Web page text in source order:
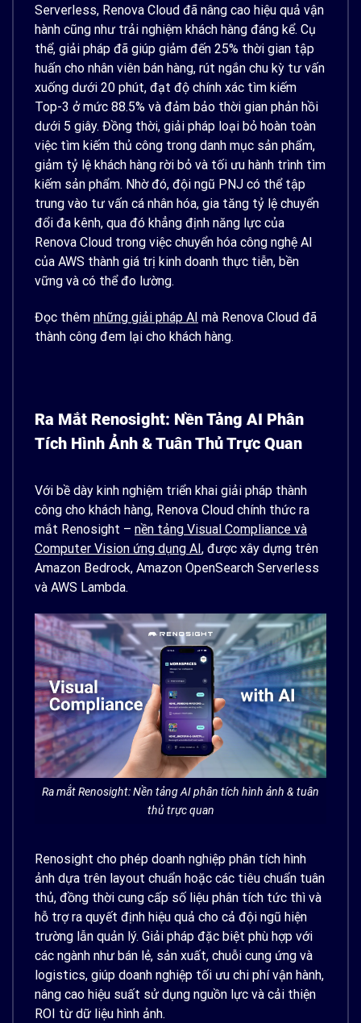
Serverless, Renova Cloud đã nâng cao hiệu quả vận
hành cũng như trải nghiệm khách hàng đáng kể. Cụ
thể, giải pháp đã giúp giảm đến 25% thời gian tập
huấn cho nhân viên bán hàng, rút ngắn chu kỳ tư vấn
xuống dưới 20 phút, đạt độ chính xác tìm kiếm
Top-3 ở mức 88.5% và đảm bảo thời gian phản hồi
dưới 5 giây. Đồng thời, giải pháp loại bỏ hoàn toàn
việc tìm kiếm thủ công trong danh mục sản phẩm,
giảm tỷ lệ khách hàng rời bỏ và tối ưu hành trình tìm
kiếm sản phẩm. Nhờ đó, đội ngũ PNJ có thể tập
trung vào tư vấn cá nhân hóa, gia tăng tỷ lệ chuyển
đổi đa kênh, qua đó khẳng định năng lực của
Renova Cloud trong việc chuyển hóa công nghệ AI
của AWS thành giá trị kinh doanh thực tiễn, bền
vững và có thể đo lường.
Đọc thêm những giải pháp AI mà Renova Cloud đã
thành công đem lại cho khách hàng.
Ra Mắt Renosight: Nền Tảng AI Phân
Tích Hình Ảnh & Tuân Thủ Trực Quan
Với bề dày kinh nghiệm triển khai giải pháp thành
công cho khách hàng, Renova Cloud chính thức ra
mắt Renosight – nền tảng Visual Compliance và
Computer Vision ứng dụng AI, được xây dựng trên
Amazon Bedrock, Amazon OpenSearch Serverless
và AWS Lambda.
Ra mắt Renosight: Nền tảng AI phân tích hình ảnh & tuân
thủ trực quan
Renosight cho phép doanh nghiệp phân tích hình
ảnh dựa trên layout chuẩn hoặc các tiêu chuẩn tuân
thủ, đồng thời cung cấp số liệu phân tích tức thì và
hỗ trợ ra quyết định hiệu quả cho cả đội ngũ hiện
trường lẫn quản lý. Giải pháp đặc biệt phù hợp với
các ngành như bán lẻ, sản xuất, chuỗi cung ứng và
logistics, giúp doanh nghiệp tối ưu chi phí vận hành,
nâng cao hiệu suất sử dụng nguồn lực và cải thiện
ROI từ dữ liệu hình ảnh.